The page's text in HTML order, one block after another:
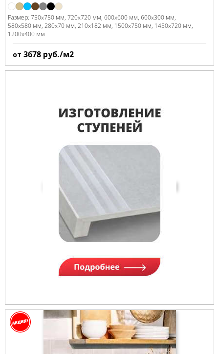
Размер: 750x750 мм 720x720 мм 600x600 мм 600x300 мм
580x580 мм 280x70 мм 210x182 мм 1500x750 мм 1450x720 мм
1200x400 мм
от 3678 руб./м2